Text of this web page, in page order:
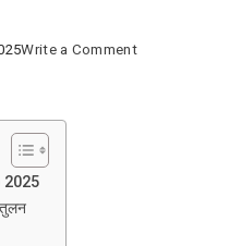
Write a Commenton